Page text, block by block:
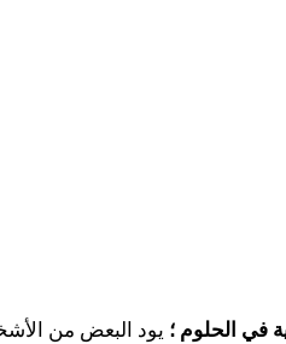
في الحلوم ؛ يود البعض من